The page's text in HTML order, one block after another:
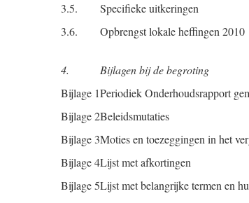
3.5.
Specifieke uitkeringen
3.6.
Opbrengst lokale heffingen 2010
4. Bijlagen bij de begroting
Bijlage 1Periodiek Onderhoudsrapport
Bijlage 2Beleidsmutaties
Bijlage 3Moties en toezeggingen in het
Bijlage 4Lijst met afkortingen
Bijlage 5Lijst met belangrijke termen en